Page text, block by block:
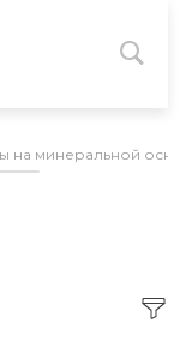
на минеральной